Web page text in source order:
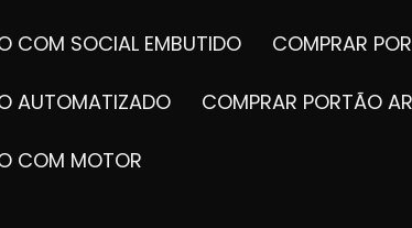
COM SOCIAL EMBUTIDO COMPRAR
AUTOMATIZADO COMPRAR PORTÃO
COM MOTOR